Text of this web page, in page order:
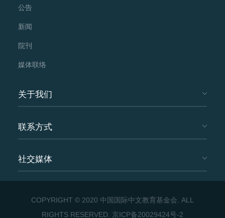
公告
新闻
院刊
媒体联络
关于我们
联系方式
社交媒体
COPYRIGHT © 2020 中国国际中文教育基金会. ALL
RIGHTS RESERVED. 京ICP备20029424号-2